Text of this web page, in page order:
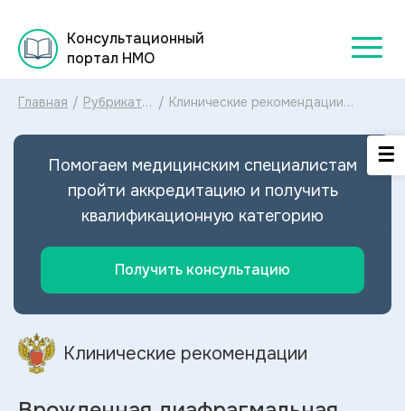
Консультационный
портал НМО
Главная / Рубрикатор
рекомендаций
/ Клинические рекомендации
грыжа МКБ-10: диагностика и
диафрагмальной грыжи 2024
Помогаем медицинским специалистам
пройти аккредитацию и получить
квалификационную категорию
Получить консультацию
Клинические рекомендации